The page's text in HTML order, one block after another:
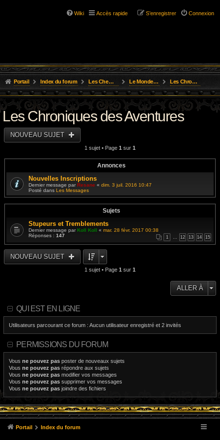
Wiki Accès rapide Connexion
S’enregistrer
Portail Index du forum Les Chemins de L'Aventure Le Monde D'Osgild Les Chroniques des Aventures
Les Chroniques des Aventures
NOUVEAU SUJET
1 sujet • Page 1 sur 1
Annonces
Nouvelles Inscriptions
Dernier message parResane « dim. 3 juil. 2016 10:47
Posté dans Les Messages
Sujets
Stupeurs et Tremblements
Dernier message parKoll Koll « mar. 28 févr. 2017 00:38
Réponses : 147 1 … 12 13 14 15
NOUVEAU SUJET
1 sujet • Page 1 sur 1
ALLER À
QUI EST EN LIGNE
Utilisateurs parcourant ce forum : Aucun utilisateur enregistré et 2 invités
PERMISSIONS DU FORUM
Vous ne pouvez pas poster de nouveaux sujets
Vous ne pouvez pas répondre aux sujets
Vous ne pouvez pas modifier vos messages
Vous ne pouvez pas supprimer vos messages
Vous ne pouvez pas joindre des fichiers
Portail Index du forum